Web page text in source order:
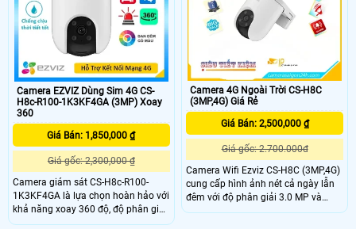
chất lượng cao, tải nhanh H.265/H
- với hình ảnh 2K và phạm vi 360°
Camera EZVIZ Dùng Sim 4G CS-
H8c-R100-1K3KF4GA (3MP) Xoay
360
Giá Bán: 1,850,000 ₫
Giá gốc: 2,300,000 ₫
Camera giám sát CS-H8c-R100-
1K3KF4GA là lựa chọn hoàn hảo với
khả năng xoay 360 độ, độ phân giải
Ultra 2K Lite 3.0 MP, kết nối 4G, phát
Camera 4G Ngoài Trời CS-H8C
(3MP,4G) Giá Rẻ
Giá Bán: 2,500,000 ₫
Giá gốc: 2.700.000đ
Camera Wifi Ezviz CS-H8C (3MP,4G)
cung cấp hình ảnh nét cả ngày lẫn
đêm với độ phân giải 3.0 MP và
công nghệ xử lý thiếu sáng Hồng